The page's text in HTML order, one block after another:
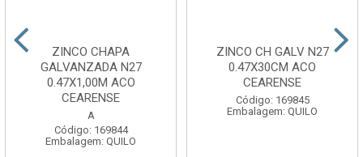
ZINCO CHAPA
GALVANZADA N27
0.47X1,00M ACO
CEARENSE
A
Código: 169844
Embalagem: QUILO
ZINCO CH GALV N27
0.47X30CM ACO
CEARENSE
Código: 169845
Embalagem: QUILO